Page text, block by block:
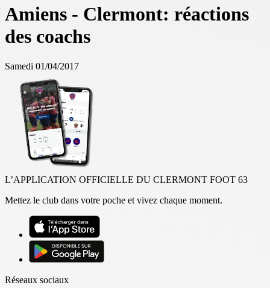
Amiens - Clermont: réactions
des coachs
Samedi 01/04/2017
L’APPLICATION OFFICIELLE DU CLERMONT FOOT 63
Mettez le club dans votre poche et vivez chaque moment.
Réseaux sociaux